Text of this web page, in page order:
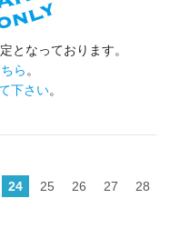
となっております。
ら 。
下さい。
24 25 26 27
28